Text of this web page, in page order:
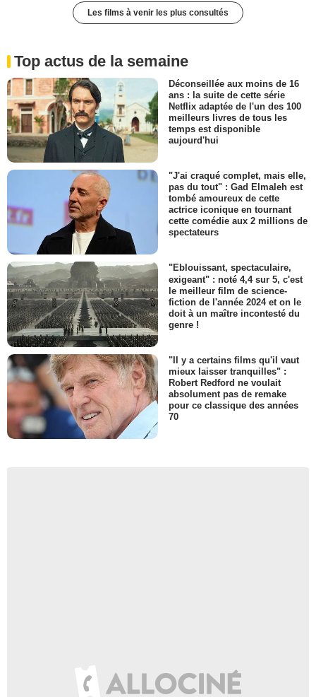
Les films à venir les plus consultés
Top actus de la semaine
Déconseillée aux moins de 16
ans : la suite de cette série
Netflix adaptée de l'un des 100
meilleurs livres de tous les
temps est disponible
aujourd'hui
"J'ai craqué complet, mais elle,
pas du tout" : Gad Elmaleh est
tombé amoureux de cette
actrice iconique en tournant
cette comédie aux 2 millions de
spectateurs
"Eblouissant, spectaculaire,
exigeant" : noté 4,4 sur 5, c'est
le meilleur film de science-
fiction de l'année 2024 et on le
doit à un maître incontesté du
genre !
"Il y a certains films qu'il vaut
mieux laisser tranquilles" :
Robert Redford ne voulait
absolument pas de remake
pour ce classique des années
70